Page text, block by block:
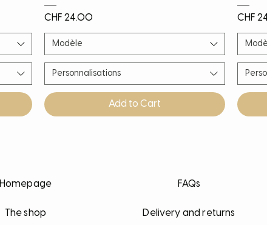
Price
CHF 24.00
Modèle
Personnalisations
Add to Cart
Price
CHF
Homepage
The shop
FAQs
Delivery and returns